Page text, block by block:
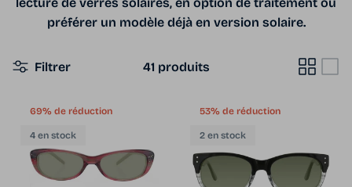
préférer un modèle déjà en version solaire.
Filtrer 41 produits
69% de réduction
4 en stock
53% de réduction
2 en stock